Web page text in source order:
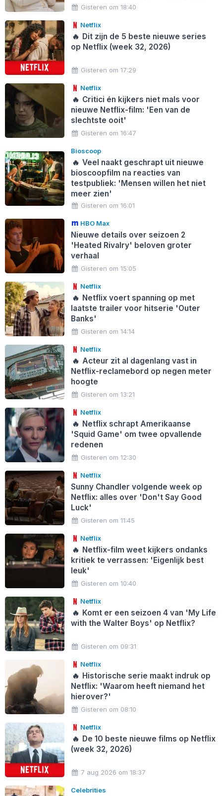
Gisteren om 18:40
Netflix
🔥 Dit zijn de 5 beste nieuwe series
op Netflix (week 32, 2026)
Gisteren om 17:29
Netflix
🔥 Critici én kijkers niet mals voor
nieuwe Netflix-film: 'Een van de
slechtste ooit'
Gisteren om 16:47
Bioscoop
🔥 Veel naakt geschrapt uit nieuwe
bioscoopfilm na reacties van
testpubliek: 'Mensen willen het niet
meer zien'
Gisteren om 16:01
HBO Max
Nieuwe details over seizoen 2
'Heated Rivalry' beloven groter
verhaal
Gisteren om 15:05
Netflix
🔥 Netflix voert spanning op met
laatste trailer voor hitserie 'Outer
Banks'
Gisteren om 14:14
Netflix
🔥 Acteur zit al dagenlang vast in
Netflix-reclamebord op negen meter
hoogte
Gisteren om 13:21
Netflix
🔥 Netflix schrapt Amerikaanse
'Squid Game' om twee opvallende
redenen
Gisteren om 12:30
Netflix
Sunny Chandler volgende week op
Netflix: alles over 'Don't Say Good
Luck'
Gisteren om 11:45
Netflix
🔥 Netflix-film weet kijkers ondanks
kritiek te verrassen: 'Eigenlijk best
leuk'
Gisteren om 10:40
Netflix
🔥 Komt er een seizoen 4 van 'My Life
with the Walter Boys' op Netflix?
Gisteren om 09:31
Netflix
🔥 Historische serie maakt indruk op
Netflix: 'Waarom heeft niemand het
hierover?'
Gisteren om 08:10
Netflix
🔥 De 10 beste nieuwe films op Netflix
(week 32, 2026)
7 aug 2026 om 18:37
Celebrities